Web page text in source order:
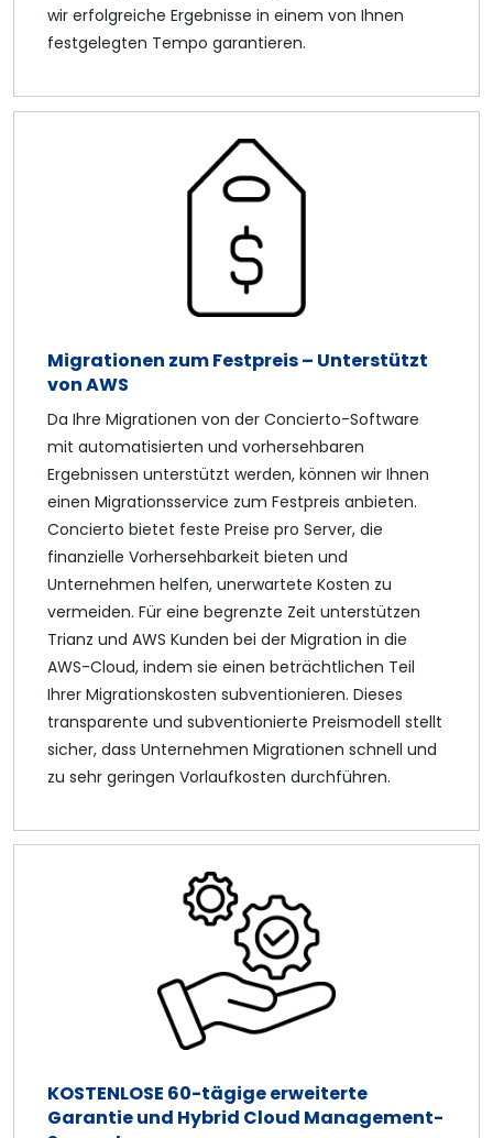
wir erfolgreiche Ergebnisse in einem von Ihnen
festgelegten Tempo garantieren.
Migrationen zum Festpreis – Unterstützt
von AWS
Da Ihre Migrationen von der Concierto-Software
mit automatisierten und vorhersehbaren
Ergebnissen unterstützt werden, können wir Ihnen
einen Migrationsservice zum Festpreis anbieten.
Concierto bietet feste Preise pro Server, die
finanzielle Vorhersehbarkeit bieten und
Unternehmen helfen, unerwartete Kosten zu
vermeiden. Für eine begrenzte Zeit unterstützen
Trianz und AWS Kunden bei der Migration in die
AWS-Cloud, indem sie einen beträchtlichen Teil
Ihrer Migrationskosten subventionieren. Dieses
transparente und subventionierte Preismodell stellt
sicher, dass Unternehmen Migrationen schnell und
zu sehr geringen Vorlaufkosten durchführen.
KOSTENLOSE 60-tägige erweiterte
Garantie und Hybrid Cloud Management-